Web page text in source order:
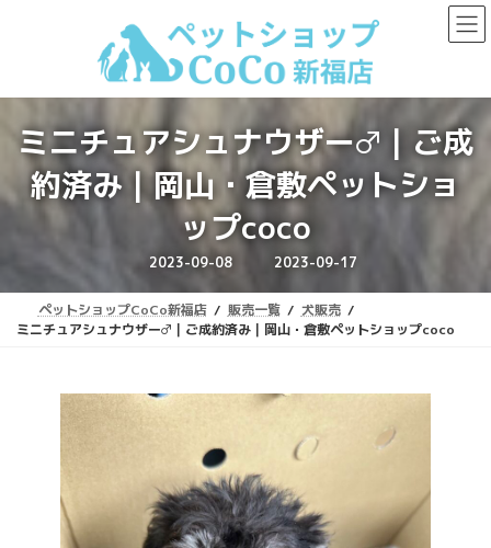
ツ
プ
シ
動
ミニチュアシュナウザー♂｜ご成
約済み｜岡山・倉敷ペットショ
ップcoco
2023-09-08 最
新
日
時
:
2023-09-17
ペットショップCoCo新福店 販売一覧
犬販売
ミニチュアシュナウザー♂｜ご成約済み｜岡山・倉敷ペットショップcoco